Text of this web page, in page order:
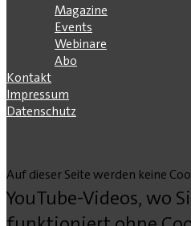
Magazine
Events
Webinare
Abo
Kontakt
Impressum
Datenschutz
Auf dieser Seite werden keine
YouTube-Videos, wo